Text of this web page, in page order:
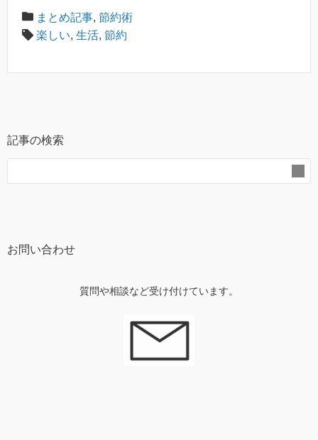
まとめ記事, 節約術
楽しい, 生活, 節約
記事の検索
お問い合わせ
質問や相談など受け付けています。